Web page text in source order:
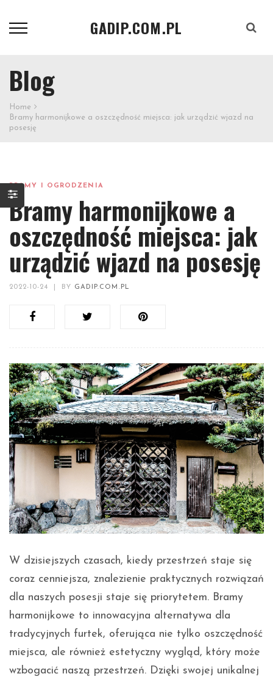
GADIP.COM.PL
Blog
Home
Bramy harmonijkowe a oszczędność miejsca: jak urządzić wjazd na
posesję
BRAMY I OGRODZENIA
Bramy harmonijkowe a
oszczędność miejsca: jak
urządzić wjazd na posesję
2022-10-24 BY GADIP.COM.PL
W dzisiejszych czasach, kiedy przestrzeń staje się
coraz cenniejsza, znalezienie praktycznych rozwiązań
dla naszych posesji staje się priorytetem. Bramy
harmonijkowe to innowacyjna alternatywa dla
tradycyjnych furtek, oferująca nie tylko oszczędność
miejsca, ale również estetyczny wygląd, który może
wzbogacić naszą przestrzeń. Dzięki swojej unikalnej